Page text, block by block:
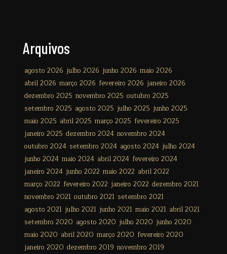
Arquivos
agosto 2026 julho 2026 junho 2026 maio 2026
abril 2026 março 2026 fevereiro 2026 janeiro 2026
dezembro 2025 novembro 2025 outubro 2025
setembro 2025 agosto 2025 julho 2025 junho 2025
maio 2025 abril 2025 março 2025 fevereiro 2025
janeiro 2025 dezembro 2024 novembro 2024
outubro 2024 setembro 2024 agosto 2024 julho 2024
junho 2024 maio 2024 abril 2024 fevereiro 2024
janeiro 2024 junho 2022 maio 2022 abril 2022
março 2022 fevereiro 2022 janeiro 2022 dezembro 2021
novembro 2021 outubro 2021 setembro 2021
agosto 2021 julho 2021 junho 2021 maio 2021 abril 2021
setembro 2020 agosto 2020 julho 2020 junho 2020
maio 2020 abril 2020 março 2020 fevereiro 2020
janeiro 2020 dezembro 2019 novembro 2019